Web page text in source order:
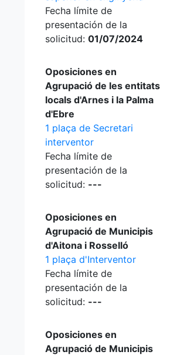
Fecha límite de
presentación de la
solicitud: 01/07/2024
Oposiciones en
Agrupació de les entitats
locals d'Arnes i la Palma
d'Ebre
1 plaça de Secretari
interventor
Fecha límite de
presentación de la
solicitud: ---
Oposiciones en
Agrupació de Municipis
d'Aitona i Rosselló
1 plaça d'Interventor
Fecha límite de
presentación de la
solicitud: ---
Oposiciones en
Agrupació de Municipis